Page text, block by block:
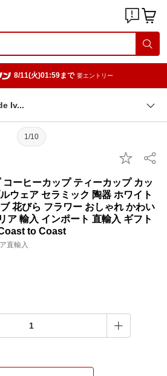
8/11(火)01:59まで 要エントリー
Iv
1/10
コーヒーカップ ティーカップ カッ
ウェア セラミック 陶器 ホワイト
花びら フラワー おしゃれ かわい
ア 輸入 インポート 直輸入 ギフト
to Coast
直輸入